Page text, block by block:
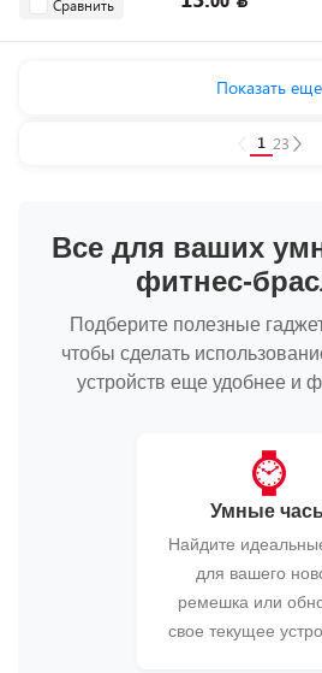
Сравнить
Показать еще
1 23
Все для ваших
фитнес-
Подберите полезные
чтобы сделать
устройств еще удобнее и
⌚
Умные
Найдите
для вашего
ремешка или
свое текущее